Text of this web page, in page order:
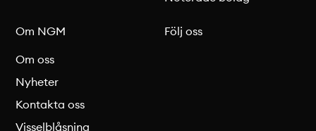
Om NGM
Om oss
Nyheter
Kontakta oss
Visselblåsning
Följ oss